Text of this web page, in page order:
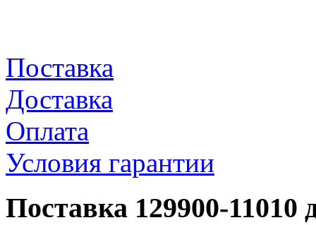
Поставка
Доставка
Оплата
Условия гарантии
Поставка 129900-11010